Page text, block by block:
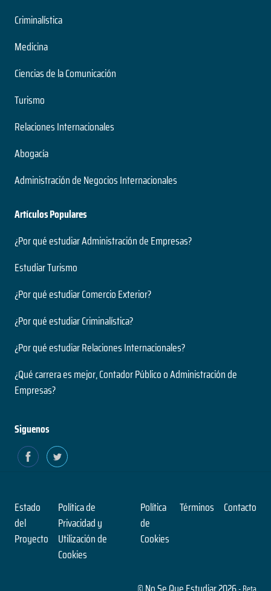
Criminalística
Medicina
Ciencias de la Comunicación
Turismo
Relaciones Internacionales
Abogacía
Administración de Negocios Internacionales
Artículos Populares
¿Por qué estudiar Administración de Empresas?
Estudiar Turismo
¿Por qué estudiar Comercio Exterior?
¿Por qué estudiar Criminalística?
¿Por qué estudiar Relaciones Internacionales?
¿Qué carrera es mejor, Contador Público o Administración de
Empresas?
Siguenos
Estado
del
Proyecto
Política de
Privacidad y
Utilización de
Cookies
Política
de
Cookies
Términos Contacto